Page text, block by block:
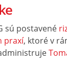
sú postavené
praxí, ktoré v